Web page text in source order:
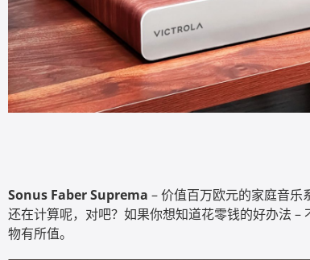
Sonus Faber Suprema – 价值百万欧元的家庭音乐
还在计算呢，对吧？如果你想知道花零钱的好办法 –
物有所值。